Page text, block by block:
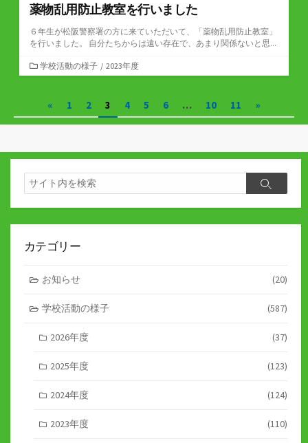
薬物乱用防止教室を行いました
６年生が松阪警察署の方に来ていただいて、「薬物乱用防止教室」
を行いました。 自分たちからは遠い存在で、あまり関係ないと思...
カ
テ
ー
学校活動の様子 / 2023年度
稿
の
ペ
ー
ジ
送
« 1 2 3 4 5 6 … 10 11 »
検
索
検
カテゴリー
お知らせ (20)
学校活動の様子 (587)
2026年度 (37)
2025年度 (123)
2024年度 (124)
2023年度 (110)